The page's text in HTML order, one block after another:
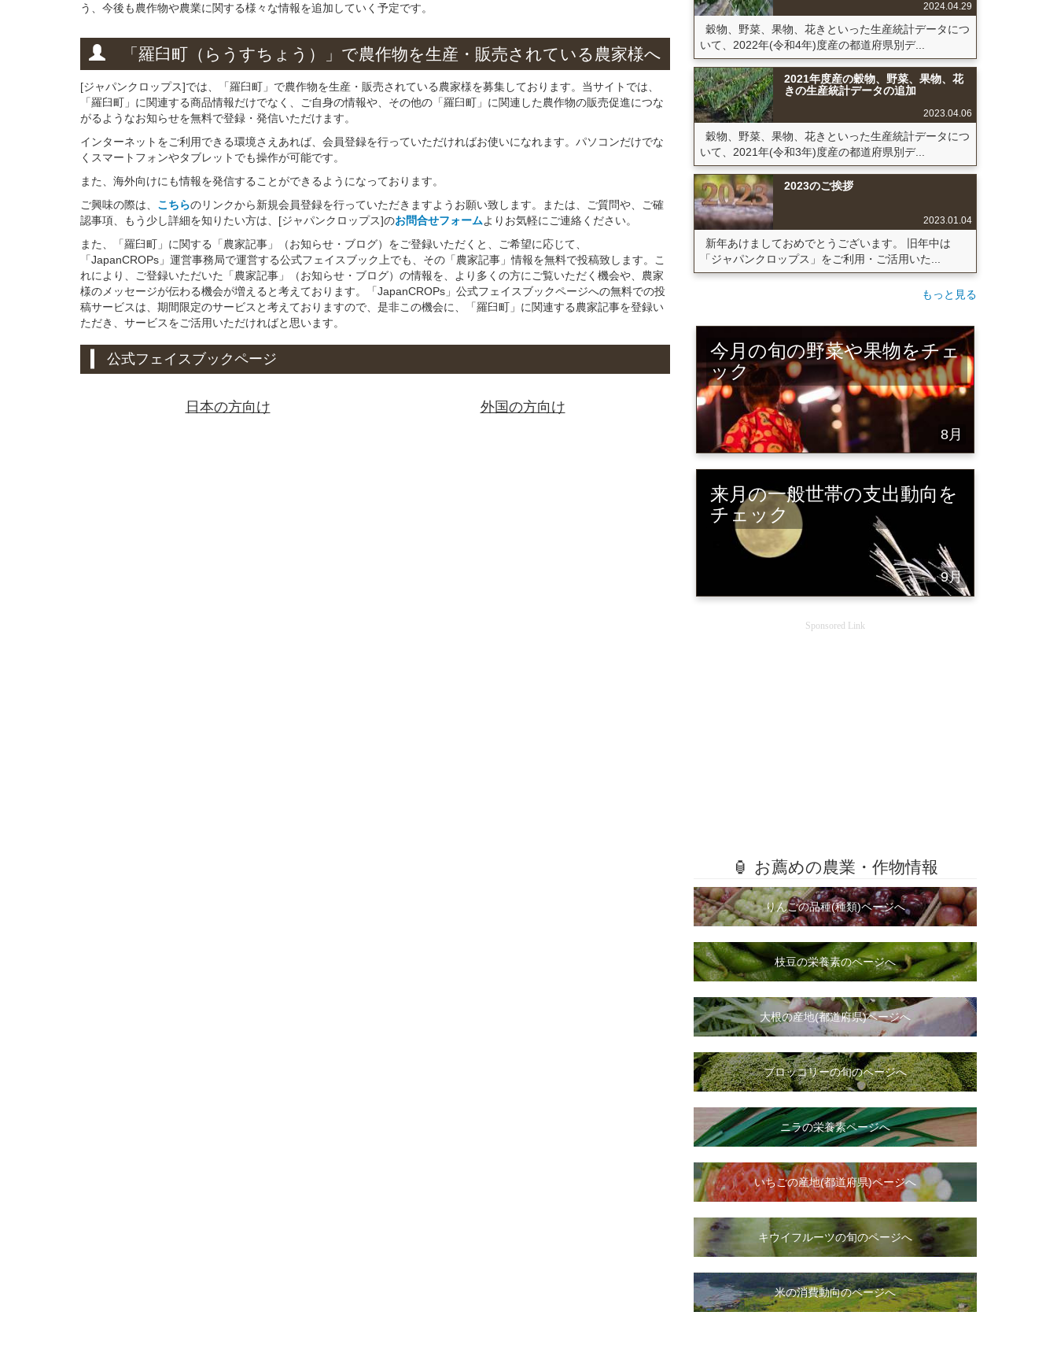
う、今後も農作物や農業に関する様々な情報を追加していく予定です。
「羅臼町（らうすちょう）」 で農作物を生産・販売されている 農家様へ
[ジャパンクロップス]では、「羅臼町」で農作物を生産・販売されている農家様を募集しております。当サイトでは、
「羅臼町」に関連する商品情報だけでなく、ご自身の情報や、その他の「羅臼町」に関連した農作物の販売促進につな
がるようなお知らせを無料で登録・発信いただけます。
インターネットをご利用できる環境さえあれば、会員登録を行っていただければお使いになれます。パソコンだけでな
くスマートフォンやタブレットでも操作が可能です。
また、海外向けにも情報を発信することができるようになっております。
ご興味の際は、 こちらのリンクから新規会員登録を行っていただきますようお願い致します。または、ご質問や、ご確
認事項、もう少し詳細を知りたい方は、[ジャパンクロップス]のお問合せフォームよりお気軽にご連絡ください。
また、「羅臼町」に関する「農家記事」（お知らせ・ブログ）をご登録いただくと、ご希望に応じて、
「JapanCROPs」運営事務局で運営する公式フェイスブック上でも、その「農家記事」情報を無料で投稿致します。こ
れにより、ご登録いただいた「農家記事」（お知らせ・ブログ）の情報を、より多くの方にご覧いただく機会や、農家
様のメッセージが伝わる機会が増えると考えております。「JapanCROPs」公式フェイスブックページへの無料での投
稿サービスは、期間限定のサービスと考えておりますので、是非この機会に、「羅臼町」に関連する農家記事を登録い
ただき、サービスをご活用いただければと思います。
公式フェイスブックページ
日本の方向け 外国の方向け
2024.04.29
穀物、野菜、果物、花きといった生産統計データにつ
いて、2022年(令和4年)度産の都道府県別デ...
2021年度産の穀物、野菜、果物、花
きの生産統計データの追加
2023.04.06
穀物、野菜、果物、花きといった生産統計データにつ
いて、2021年(令和3年)度産の都道府県別デ...
2023のご挨拶
2023.01.04
新年あけましておめでとうございます。 旧年中は
「ジャパンクロップス」をご利用・ご活用いた...
もっと見る
今月の旬の野菜や果物をチェ
ック
8月
来月の一般世帯の支出動向を
チェック
9月
Sponsored Link
🏮 お薦めの農業・作物情報
りんごの品種(種類)ページへ
枝豆の栄養素のページへ
大根の産地(都道府県)ページへ
ブロッコリーの旬のページへ
ニラの栄養素ページへ
いちごの産地(都道府県)ページへ
キウイフルーツの旬のページへ
米の消費動向のページへ